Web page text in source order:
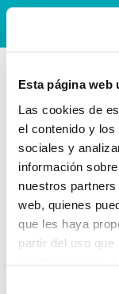
Esta página web
Las cookies de
el contenido y
sociales y
información
nuestros
web, quienes
que les haya
partir del uso